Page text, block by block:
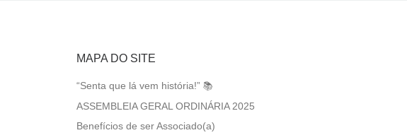
MAPA DO SITE
“Senta que lá vem história!” 📚
ASSEMBLEIA GERAL ORDINÁRIA 2025
Benefícios de ser Associado(a)